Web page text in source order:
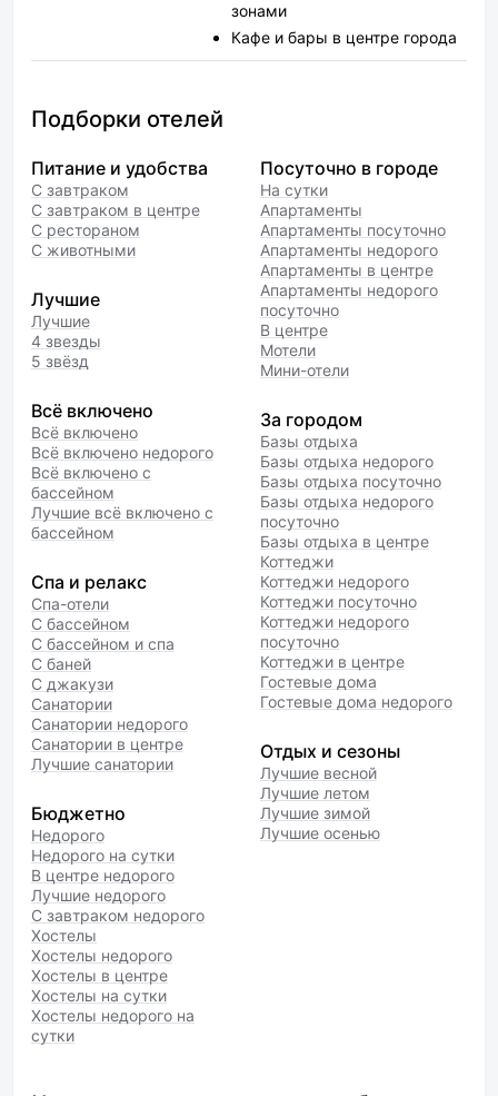
зонами
Кафе и бары в центре города
Подборки отелей
Питание и удобства
С завтраком
С завтраком в центре
С рестораном
С животными
Лучшие
Лучшие
4 звезды
5 звёзд
Всё включено
Всё включено
Всё включено недорого
Всё включено с
бассейном
Лучшие всё включено с
бассейном
Спа и релакс
Спа-отели
С бассейном
С бассейном и спа
С баней
С джакузи
Санатории
Санатории недорого
Санатории в центре
Лучшие санатории
Бюджетно
Недорого
Недорого на сутки
В центре недорого
Лучшие недорого
С завтраком недорого
Хостелы
Хостелы недорого
Хостелы в центре
Хостелы на сутки
Хостелы недорого на
сутки
Посуточно в городе
На сутки
Апартаменты
Апартаменты посуточно
Апартаменты недорого
Апартаменты в центре
Апартаменты недорого
посуточно
В центре
Мотели
Мини-отели
За городом
Базы отдыха
Базы отдыха недорого
Базы отдыха посуточно
Базы отдыха недорого
посуточно
Базы отдыха в центре
Коттеджи
Коттеджи недорого
Коттеджи посуточно
Коттеджи недорого
посуточно
Коттеджи в центре
Гостевые дома
Гостевые дома недорого
Отдых и сезоны
Лучшие весной
Лучшие летом
Лучшие зимой
Лучшие осенью